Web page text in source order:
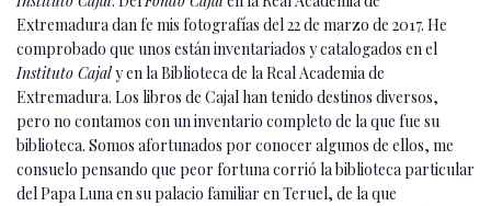
Extremadura dan fe mis fotografías del 22 de marzo de 2017. He
comprobado que unos están inventariados y catalogados en el
Instituto Cajaly en la Biblioteca de la Real Academia de
Extremadura. Los libros de Cajal han tenido destinos diversos,
pero no contamos con un inventario completo de la que fue su
biblioteca. Somos afortunados por conocer algunos de ellos, me
consuelo pensando que peor fortuna corrió la biblioteca particular
del Papa Luna en su palacio familiar en Teruel, de la que